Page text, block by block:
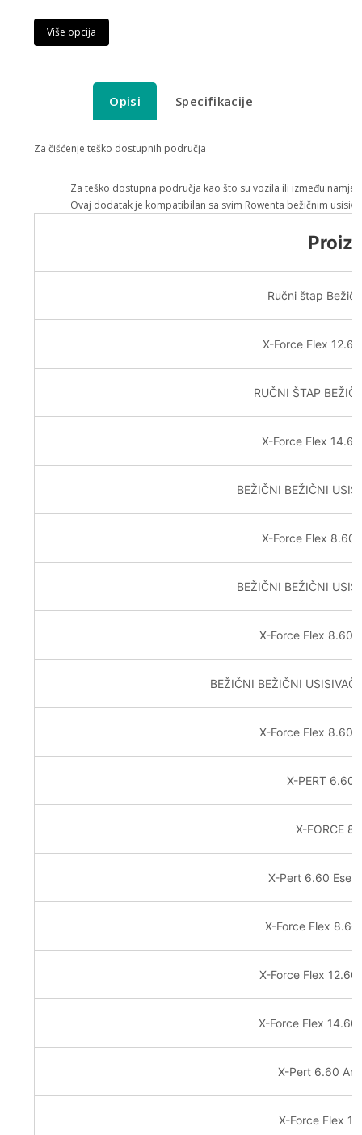
Više opcija
Opisi Specifikacije
Za čišćenje teško dostupnih područja
Za teško dostupna područja kao što su vozila ili između
Ovaj dodatak je kompatibilan sa svim Rowenta bežičnim
Ručni štap
X-Force Flex
RUČNI ŠTAP
X-Force Flex
BEŽIČNI BEŽIČNI
X-Force Flex 8.60
BEŽIČNI BEŽIČNI
X-Force Flex 8.60
BEŽIČNI BEŽIČNI
X-Force Flex 8.60
X-PERT 6.60
X-FORCE
X-Pert 6.60
X-Force Flex
X-Force Flex 12.60
X-Force Flex 14.60
X-Pert 6.60
X-Force Flex